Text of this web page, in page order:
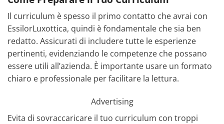
Il curriculum è spesso il primo contatto che avrai con
EssilorLuxottica, quindi è fondamentale che sia ben
redatto. Assicurati di includere tutte le esperienze
pertinenti, evidenziando le competenze che possano
essere utili all’azienda. È importante usare un formato
chiaro e professionale per facilitare la lettura.
Advertising
Evita di sovraccaricare il tuo curriculum con troppi